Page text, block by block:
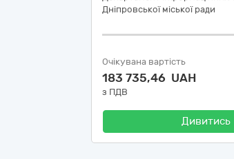
Дніпровської міської ради
Очікувана вартість
183 735,46 UAH
з ПДВ
Дивитись